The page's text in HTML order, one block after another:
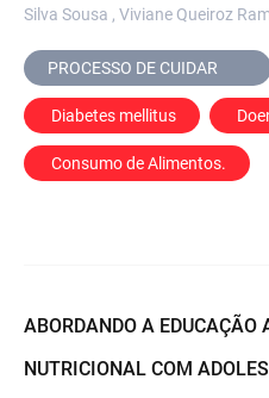
Silva Sousa , Viviane Queiroz
Diabetes mellitus
Consumo de Alimentos.
ABORDANDO A EDUCAÇÃO
NUTRICIONAL COM